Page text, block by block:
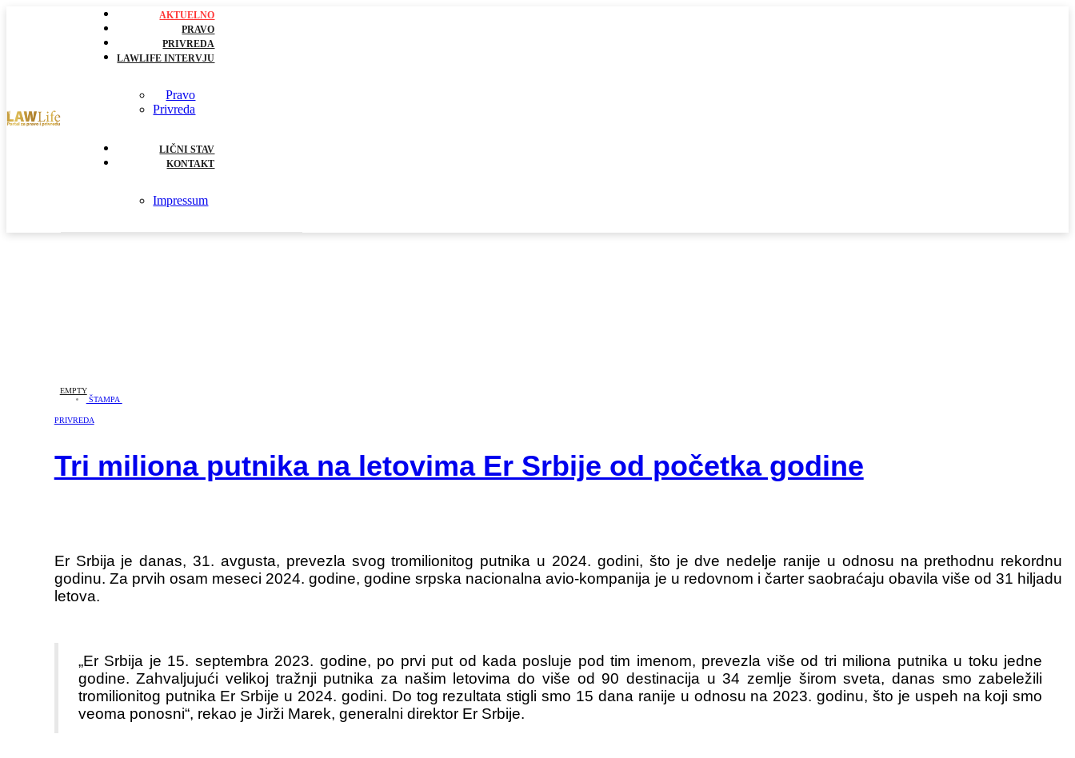
AKTUELNO
PRAVO
PRIVREDA
LAWLIFE INTERVJU
Pravo
Privreda
LIČNI STAV
KONTAKT
Impressum
EMPTY
ŠTAMPA
PRIVREDA
Tri miliona putnika na letovima Er Srbije od početka godine
Er Srbija je danas, 31. avgusta, prevezla svog tromilionitog putnika u 2024. godini, što je dve nedelje ranije u odnosu na prethodnu rekordnu
godinu. Za prvih osam meseci 2024. godine, godine srpska nacionalna avio-kompanija je u redovnom i čarter saobraćaju obavila više od 31 hiljadu
letova.
„Er Srbija je 15. septembra 2023. godine, po prvi put od kada posluje pod tim imenom, prevezla više od tri miliona putnika u toku jedne
godine. Zahvaljujući velikoj tražnji putnika za našim letovima do više od 90 destinacija u 34 zemlje širom sveta, danas smo zabeležili
tromilionitog putnika Er Srbije u 2024. godini. Do tog rezultata stigli smo 15 dana ranije u odnosu na 2023. godinu, što je uspeh na koji smo
veoma ponosni“, rekao je Jirži Marek, generalni direktor Er Srbije.